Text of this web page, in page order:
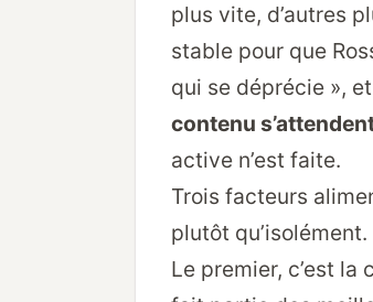
plus vite, d’autres
stable pour que
qui se déprécie »,
contenu
active n’est faite.
Trois facteurs
plutôt qu’isolément.
Le premier, c’est la